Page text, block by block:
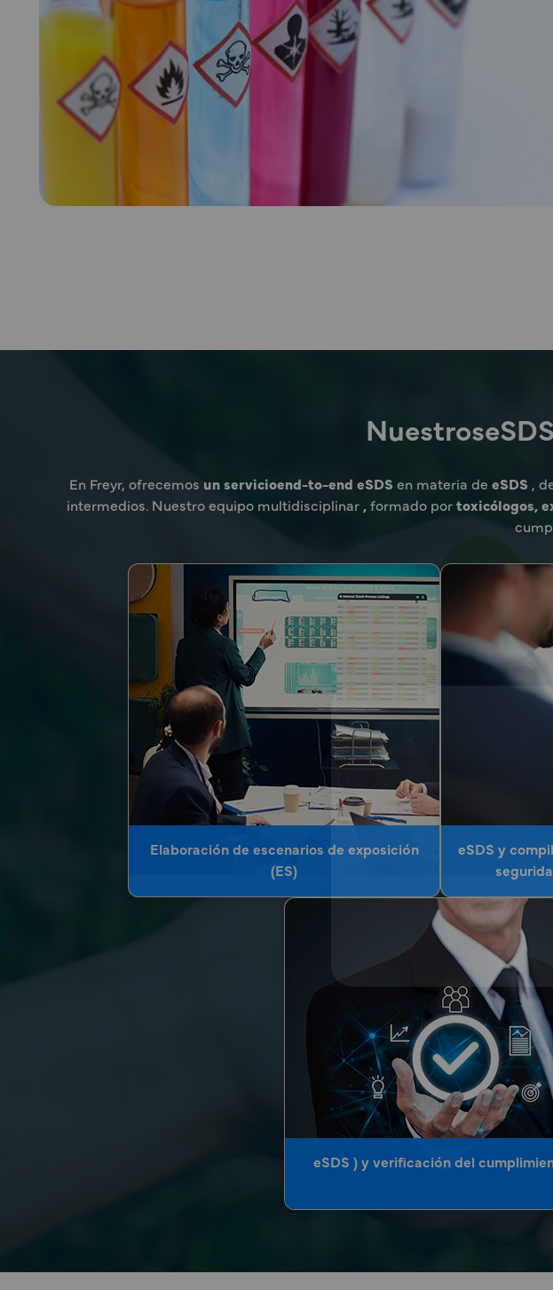
En Freyr, ofrecemos un servicioend-to-end eSDSen materia de eSDS ,
intermedios. Nuestro equipo multidisciplinar ,formado portoxicólogos,
Elaboración de escenarios de exposición
(ES)
eSDS y
eSDS ) y verificación del